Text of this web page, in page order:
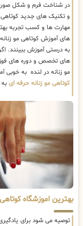
در شناخت فرم و شکل
و تکنیک های جدید کوتاهی
مهارت ها و کسب تجربه
های آموزش کوتاهی مو
به درستی آموزش ببینند.
های تخصص و دوره های فوق
مو زنانه در لنده به خوبی
کوتاهی مو زنانه حرفه ای
بهترین اموزشگاه
توصیه می شود برای